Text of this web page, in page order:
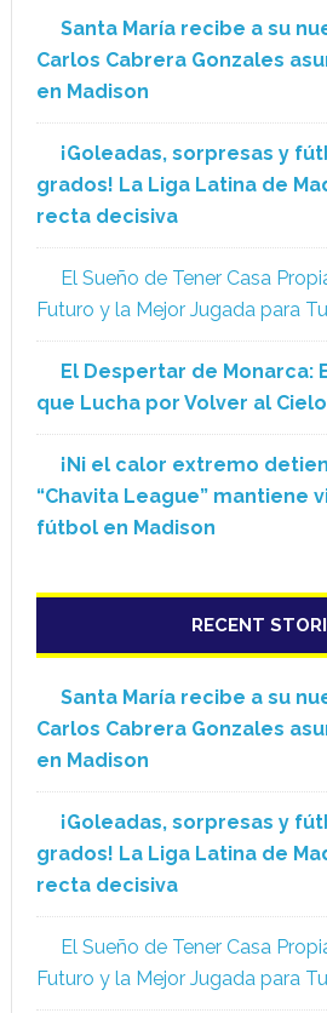
Santa María recibe a su
Carlos Cabrera Gonzales
en Madison
¡Goleadas, sorpresas y
grados! La Liga Latina de
recta decisiva
El Sueño de Tener Casa
Futuro y la Mejor Jugada para
El Despertar de Monarca:
que Lucha por Volver al Cielo
¡Ni el calor extremo
“Chavita League” mantiene
fútbol en Madison
RECENT
Santa María recibe a su
Carlos Cabrera Gonzales
en Madison
¡Goleadas, sorpresas y
grados! La Liga Latina de
recta decisiva
El Sueño de Tener Casa
Futuro y la Mejor Jugada para